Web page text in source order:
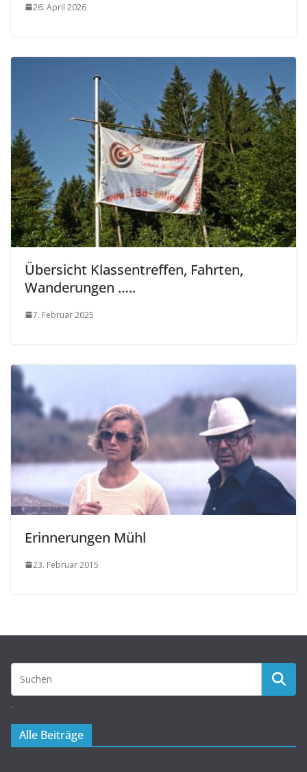
26. April 2026
Übersicht Klassentreffen, Fahrten,
Wanderungen …..
7. Februar 2025
Erinnerungen Mühl
23. Februar 2015
.
Alle Beiträge